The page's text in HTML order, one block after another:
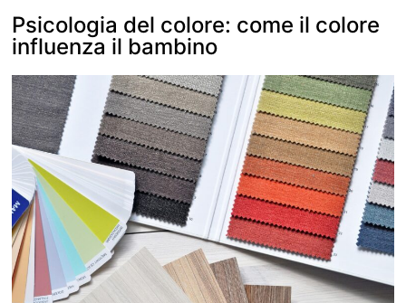
Psicologia del colore: come il colore
influenza il bambino